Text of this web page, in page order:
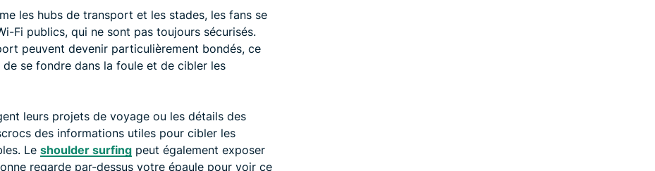
les hubs de transport et les stades, les fans se
Fi publics, qui ne sont pas toujours sécurisés.
peuvent devenir particulièrement bondés, ce
se fondre dans la foule et de cibler les
leurs projets de voyage ou les détails des
des informations utiles pour cibler les
Le shoulder surfing peut également exposer
regarde par-dessus votre épaule pour voir ce